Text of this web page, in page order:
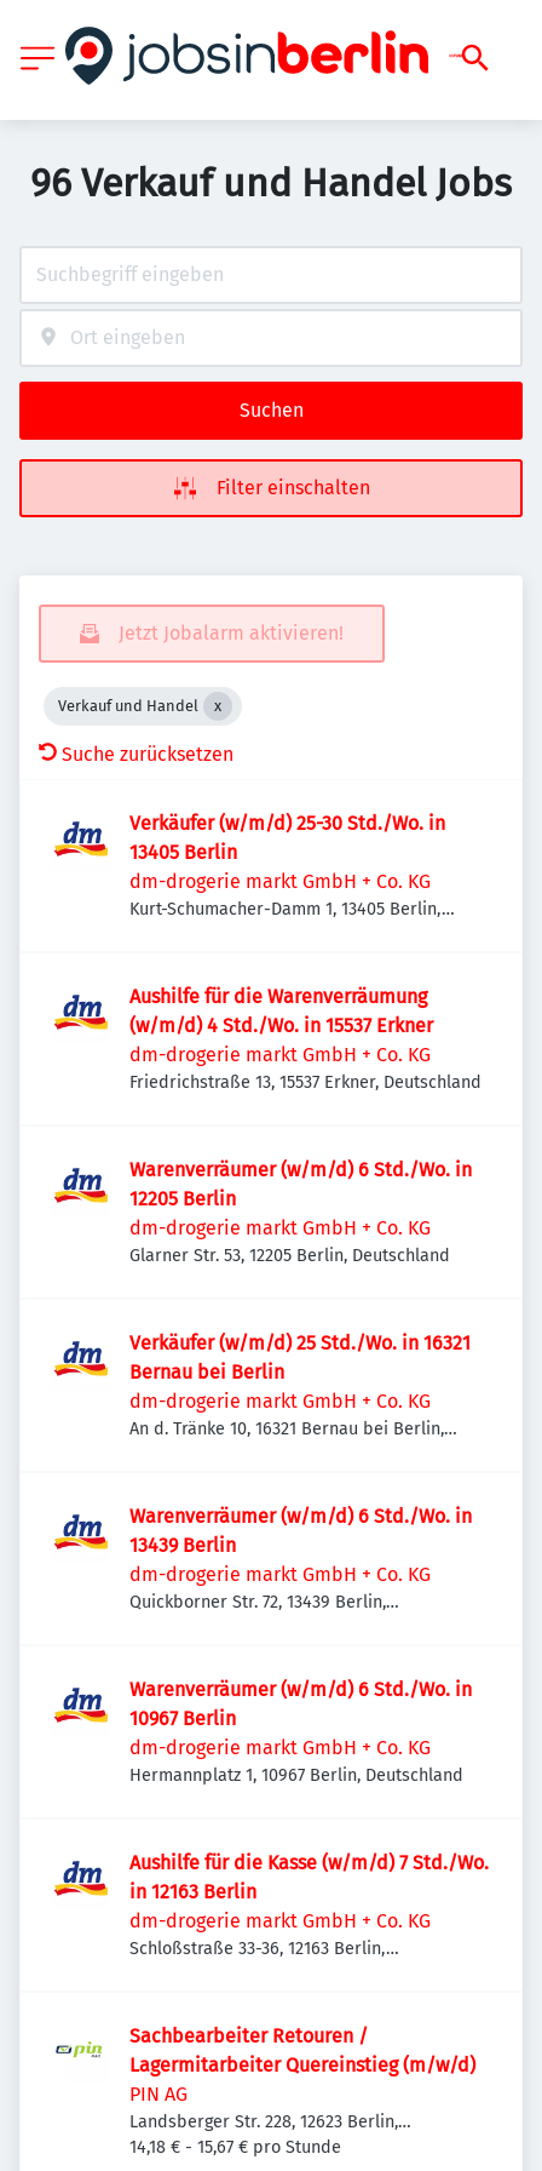
96 Verkauf und Handel Jobs
Suchen
Filter einschalten
Jetzt Jobalarm aktivieren!
Verkauf und Handel
Suche zurücksetzen
Verkäufer (w/m/d) 25-30 Std./Wo. in
13405 Berlin
dm-drogerie markt GmbH + Co. KG
Kurt-Schumacher-Damm 1, 13405 Berlin,
Aushilfe für die Warenverräumung
(w/m/d) 4 Std./Wo. in 15537 Erkner
dm-drogerie markt GmbH + Co. KG
Friedrichstraße 13, 15537 Erkner, Deutschland
Warenverräumer (w/m/d) 6 Std./Wo. in
12205 Berlin
dm-drogerie markt GmbH + Co. KG
Glarner Str. 53, 12205 Berlin, Deutschland
Verkäufer (w/m/d) 25 Std./Wo. in 16321
Bernau bei Berlin
dm-drogerie markt GmbH + Co. KG
An d. Tränke 10, 16321 Bernau bei Berlin,
Warenverräumer (w/m/d) 6 Std./Wo. in
13439 Berlin
dm-drogerie markt GmbH + Co. KG
Quickborner Str. 72, 13439 Berlin,
Warenverräumer (w/m/d) 6 Std./Wo. in
10967 Berlin
dm-drogerie markt GmbH + Co. KG
Hermannplatz 1, 10967 Berlin, Deutschland
Aushilfe für die Kasse (w/m/d) 7 Std./Wo.
in 12163 Berlin
dm-drogerie markt GmbH + Co. KG
Schloßstraße 33-36, 12163 Berlin,
Sachbearbeiter Retouren /
Lagermitarbeiter Quereinstieg (m/w/d)
PIN AG
Landsberger Str. 228, 12623 Berlin,
Deutschland
14,18 € - 15,67 € pro Stunde